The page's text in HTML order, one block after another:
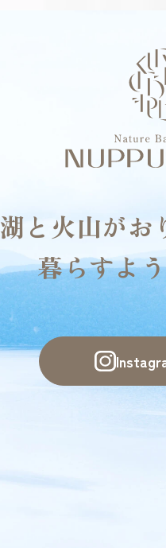
湖と火山がお
暮らすよ